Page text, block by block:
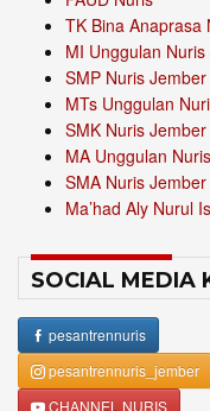
TK Bina Anaprasa
MI Unggulan
SMP Nuris Jember
MTs Unggulan
SMK Nuris Jember
MA Unggulan
SMA Nuris Jember
Ma’had Aly Nurul
SOCIAL MEDIA
pesantrennuris
pesantrennuris_jember
CHANNEL NURIS